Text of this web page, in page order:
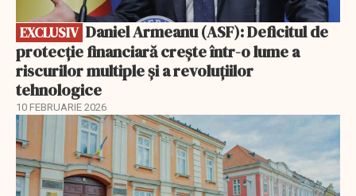
EXCLUSIV
protecție financiară crește într-o lume a
riscurilor multiple și a revoluțiilor
tehnologice
10 FEBRUARIE 2026